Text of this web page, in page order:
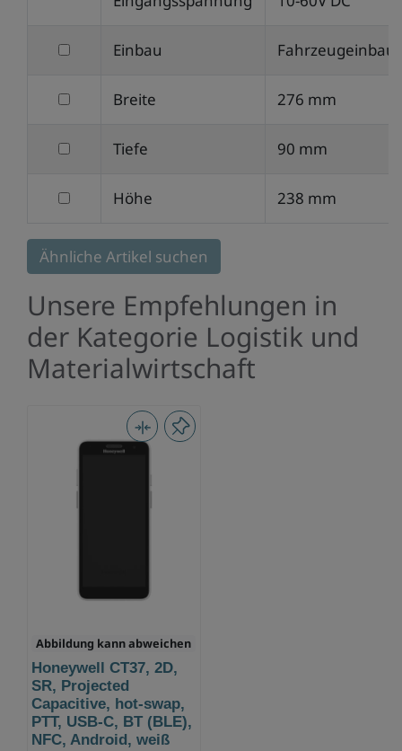
filtern
Einbau
Einbau Fahrzeugeinbau
filtern
Breite
Breite 276 mm
filtern
Tiefe
Tiefe 90 mm
filtern
Höhe
Höhe 238 mm
Ähnliche Artikel suchen
Unsere Empfehlungen in
der Kategorie Logistik und
Materialwirtschaft
Abbildung kann abweichen
Honeywell CT37, 2D,
SR, Projected
Capacitive, hot-swap,
PTT, USB-C, BT (BLE),
NFC, Android, weiß